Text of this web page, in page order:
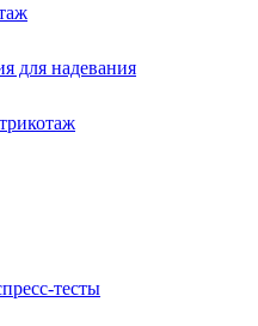
для надевания
тесты